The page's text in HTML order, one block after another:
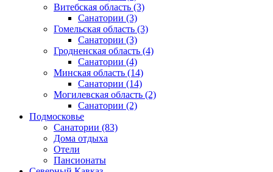
Витебская область (3)
Санатории (3)
Гомельская область (3)
Санатории (3)
Гродненская область (4)
Санатории (4)
Минская область (14)
Санатории (14)
Могилевская область (2)
Санатории (2)
Подмосковье
Санатории (83)
Дома отдыха
Отели
Пансионаты